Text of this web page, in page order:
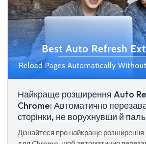
Найкраще розширення Auto
Chrome: Автоматично
сторінки, не ворухнувши й
Дізнайтеся про найкраще